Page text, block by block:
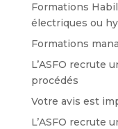
Formations
électriques ou
Formations
L’ASFO recrute
procédés
Votre avis est
L’ASFO recrute